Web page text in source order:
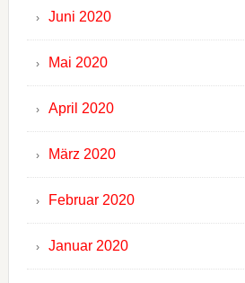
Juni 2020
Mai 2020
April 2020
März 2020
Februar 2020
Januar 2020